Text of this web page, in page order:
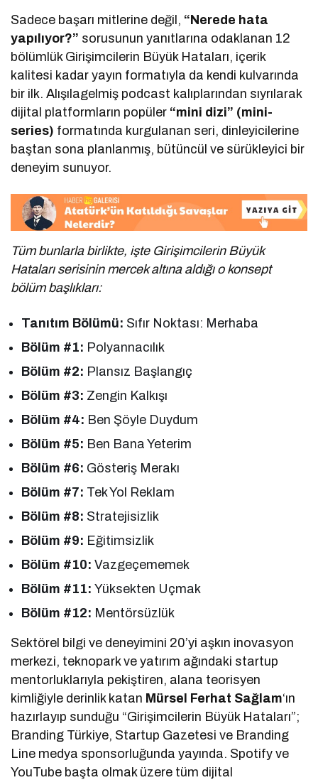
Sadece başarı mitlerine değil, “Nerede hata
yapılıyor?” sorusunun yanıtlarına odaklanan 12
bölümlük Girişimcilerin Büyük Hataları, içerik
kalitesi kadar yayın formatıyla da kendi kulvarında
bir ilk. Alışılagelmiş podcast kalıplarından sıyrılarak
dijital platformların popüler “mini dizi” (mini-
series) formatında kurgulanan seri, dinleyicilerine
baştan sona planlanmış, bütüncül ve sürükleyici bir
deneyim sunuyor.
Tüm bunlarla birlikte, işte Girişimcilerin Büyük
Hataları serisinin mercek altına aldığı o konsept
bölüm başlıkları:
Tanıtım Bölümü: Sıfır Noktası: Merhaba
Bölüm #1: Polyannacılık
Bölüm #2: Plansız Başlangıç
Bölüm #3: Zengin Kalkışı
Bölüm #4: Ben Şöyle Duydum
Bölüm #5: Ben Bana Yeterim
Bölüm #6: Gösteriş Merakı
Bölüm #7: Tek Yol Reklam
Bölüm #8: Stratejisizlik
Bölüm #9: Eğitimsizlik
Bölüm #10:Vazgeçememek
Bölüm #11:Yüksekten Uçmak
Bölüm #12: Mentörsüzlük
Sektörel bilgi ve deneyimini 20’yi aşkın inovasyon
merkezi, teknopark ve yatırım ağındaki startup
mentorluklarıyla pekiştiren, alana teorisyen
kimliğiyle derinlik katan Mürsel Ferhat Sağlam‘ın
hazırlayıp sunduğu “Girişimcilerin Büyük Hataları”;
Branding Türkiye, Startup Gazetesi ve Branding
Line medya sponsorluğunda yayında. Spotify ve
YouTube başta olmak üzere tüm dijital